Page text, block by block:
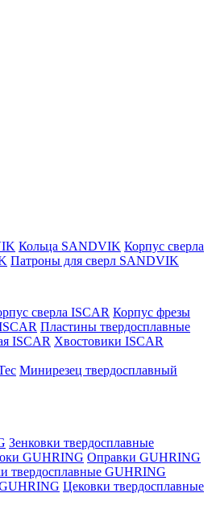
Кольца SANDVIK Корпус сверла
Патроны для сверл SANDVIK
сверла ISCAR Корпус фрезы
Пластины твердосплавные
ISCAR Хвостовики ISCAR
Минирезец твердосплавный
Зенковки твердосплавные
GUHRING Оправки GUHRING
твердосплавные GUHRING
Цековки твердосплавные